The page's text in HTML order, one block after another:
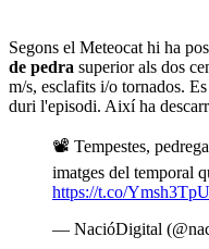
Segons el Meteocat hi ha
de pedra superior als dos
m/s, esclafits i/o tornados.
duri l'episodi. Així ha
📽️ Tempestes,
imatges del temporal
https://t.co/
— NacióDigital